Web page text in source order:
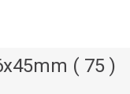
( 75 )